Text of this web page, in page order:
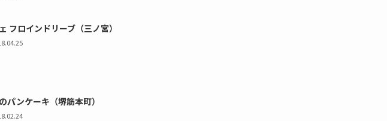
フロインドリーブ（三ノ宮）
パンケーキ（堺筋本町）